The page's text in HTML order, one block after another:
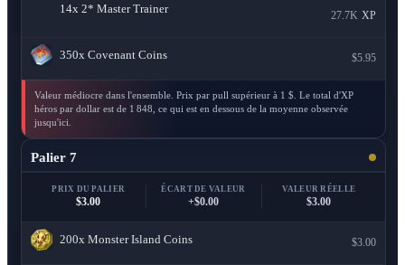
14x 2* Master Trainer
27.7K XP
350x Covenant Coins $5.95
Valeur médiocre dans l'ensemble. Prix par pull supérieur à 1 $. Le total d'XP
héros par dollar est de 1 848, ce qui est en dessous de la moyenne observée
jusqu'ici.
Palier 7
PRIX DU PALIER
$3.00
ÉCART DE VALEUR
+$0.00
VALEUR RÉELLE
$3.00
200x Monster Island Coins $3.00